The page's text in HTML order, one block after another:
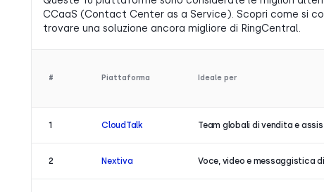
CCaaS (Contact Center as a Service). Scopri come si
trovare una soluzione ancora migliore di RingCentral.
# Piattaforma Ideale per
1 CloudTalk Team globali di vendita e
2 Nextiva Voce, video e messaggistica